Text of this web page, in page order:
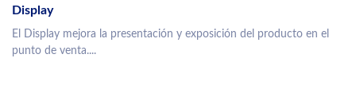
Display
El Display mejora la presentación y exposición del producto en el
punto de venta....